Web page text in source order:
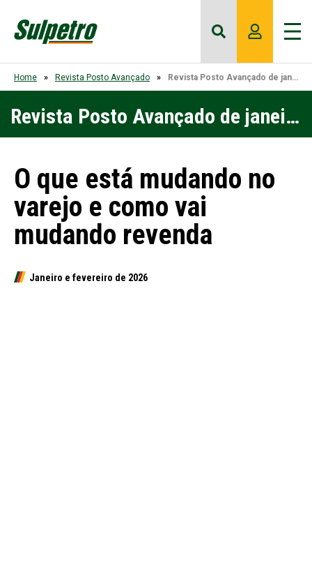
Home Revista Posto Avançado Revista Posto Avançado de janeiro e fevereiro de 2026
Revista Posto Avançado de janeiro e fevereiro de 2026
O que está mudando no
varejo e como vai
mudando revenda
Janeiro e fevereiro de 2026